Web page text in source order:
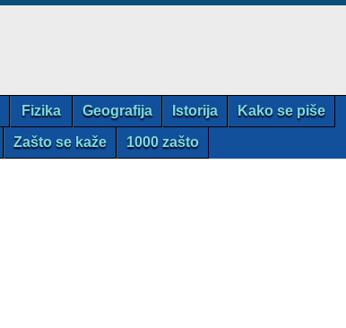
Fizika Geografija Istorija Kako se piše
Zašto se kaže 1000 zašto